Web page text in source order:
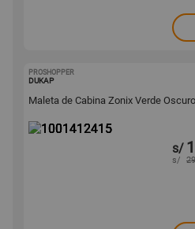
PROSHOPPER
DUKAP
Maleta de Cabina Zonix Verde
s/
s/